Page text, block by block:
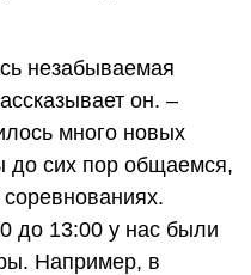
незабываемая
он. –
много новых
до сих пор общаемся,
до 13:00 у нас были
Например, в